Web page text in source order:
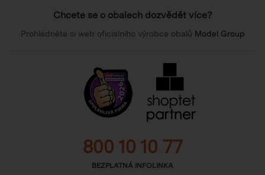
Chcete se o obalech dozvědět více?
Prohlédněte si web oficiálního výrobce obalů Model Group
800 10 10 77
BEZPLATNÁ INFOLINKA